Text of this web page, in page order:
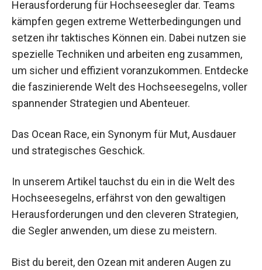
Herausforderung für Hochseesegler dar. Teams
kämpfen gegen extreme Wetterbedingungen und
setzen ihr taktisches Können ein. Dabei nutzen sie
spezielle Techniken und arbeiten eng zusammen,
um sicher und effizient voranzukommen. Entdecke
die faszinierende Welt des Hochseesegelns, voller
spannender Strategien und Abenteuer.
Das Ocean Race, ein Synonym für Mut, Ausdauer
und strategisches Geschick.
In unserem Artikel tauchst du ein in die Welt des
Hochseesegelns, erfährst von den gewaltigen
Herausforderungen und den cleveren Strategien,
die Segler anwenden, um diese zu meistern.
Bist du bereit, den Ozean mit anderen Augen zu